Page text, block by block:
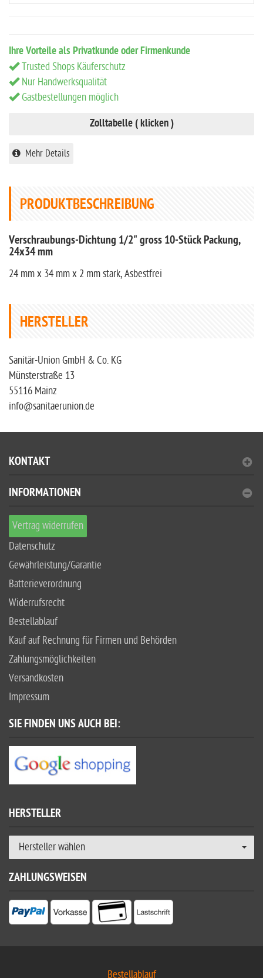
Ihre Vorteile als Privatkunde oder Firmenkunde
Trusted Shops Käuferschutz
Nur Handwerksqualität
Gastbestellungen möglich
Zolltabelle ( klicken )
Mehr Details
PRODUKTBESCHREIBUNG
Verschraubungs-Dichtung 1/2" gross 10-Stück Packung,
24x34 mm
24 mm x 34 mm x 2 mm stark, Asbestfrei
HERSTELLER
Sanitär-Union GmbH & Co. KG
Münsterstraße 13
55116 Mainz
info@sanitaerunion.de
KONTAKT
INFORMATIONEN
Vertrag widerrufen
Datenschutz
Gewährleistung/Garantie
Batterieverordnung
Widerrufsrecht
Bestellablauf
Kauf auf Rechnung für Firmen und Behörden
Zahlungsmöglichkeiten
Versandkosten
Impressum
SIE FINDEN UNS AUCH BEI:
HERSTELLER
Hersteller wählen
ZAHLUNGSWEISEN
Bestellablauf